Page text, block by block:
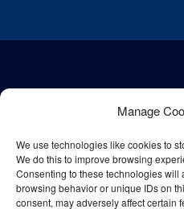
Manage
We use technologies like cookies to
We do this to improve browsing
Consenting to these technologies will
browsing behavior or unique IDs on
consent, may adversely affect certain